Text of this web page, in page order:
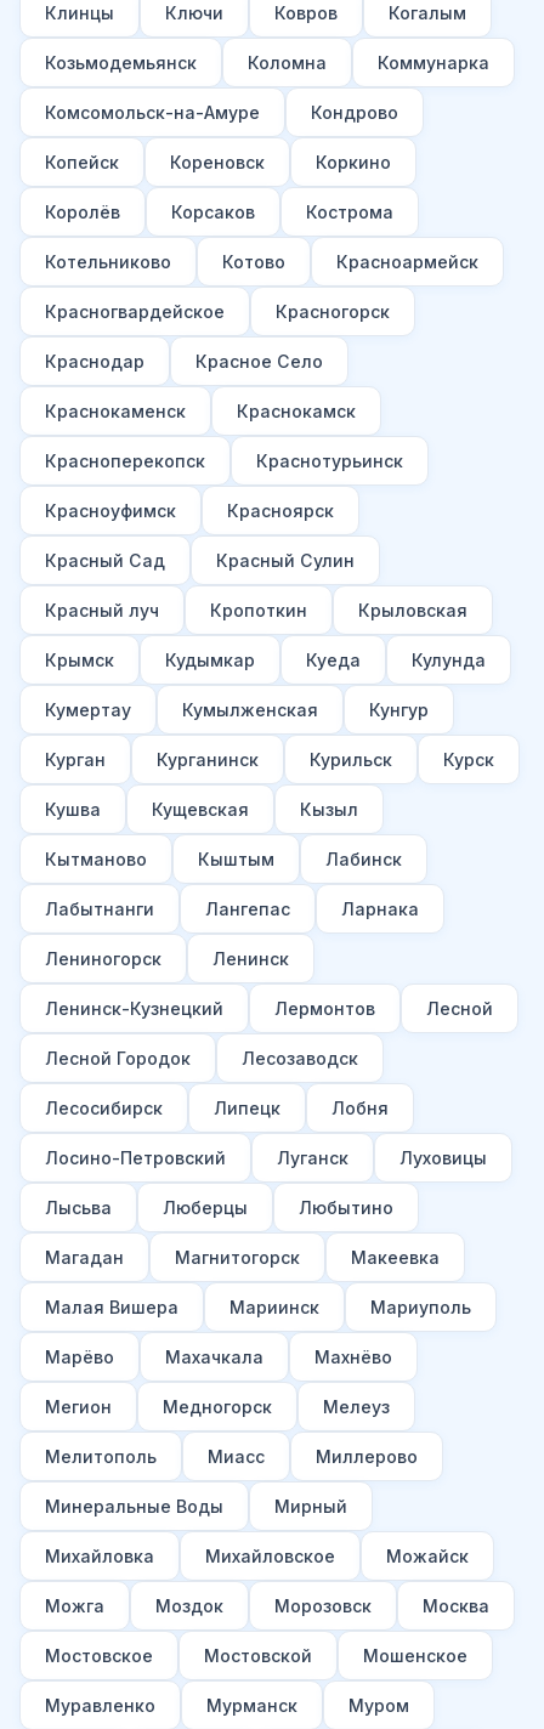
Клинцы Ключи Ковров Когалым
Козьмодемьянск Коломна Коммунарка
Комсомольск-на-Амуре Кондрово
Копейск Кореновск Коркино
Королёв Корсаков Кострома
Котельниково Котово Красноармейск
Красногвардейское Красногорск
Краснодар Красное Село
Краснокаменск Краснокамск
Красноперекопск Краснотурьинск
Красноуфимск Красноярск
Красный Сад Красный Сулин
Красный луч Кропоткин Крыловская
Крымск Кудымкар Куеда Кулунда
Кумертау Кумылженская Кунгур
Курган Курганинск Курильск Курск
Кушва Кущевская Кызыл
Кытманово Кыштым Лабинск
Лабытнанги Лангепас Ларнака
Лениногорск Ленинск
Ленинск-Кузнецкий Лермонтов Лесной
Лесной Городок Лесозаводск
Лесосибирск Липецк Лобня
Лосино-Петровский Луганск Луховицы
Лысьва Люберцы Любытино
Магадан Магнитогорск Макеевка
Малая Вишера Мариинск Мариуполь
Марёво Махачкала Махнёво
Мегион Медногорск Мелеуз
Мелитополь Миасс Миллерово
Минеральные Воды Мирный
Михайловка Михайловское Можайск
Можга Моздок Морозовск Москва
Мостовское Мостовской Мошенское
Муравленко Мурманск Муром